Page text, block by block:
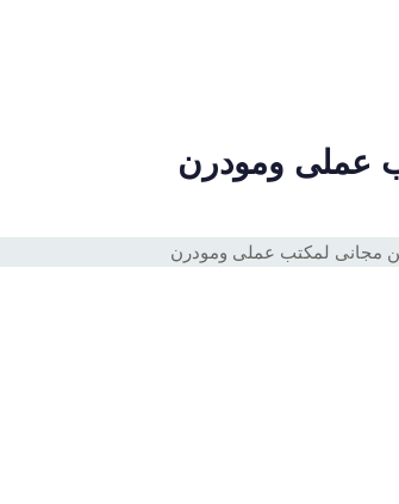
عملى ومودرن